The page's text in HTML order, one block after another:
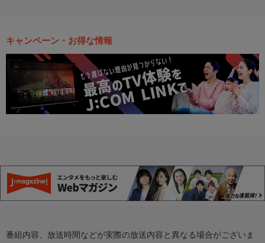
キャンペーン・お得な情報
番組内容、放送時間などが実際の放送内容と異なる場合がございま